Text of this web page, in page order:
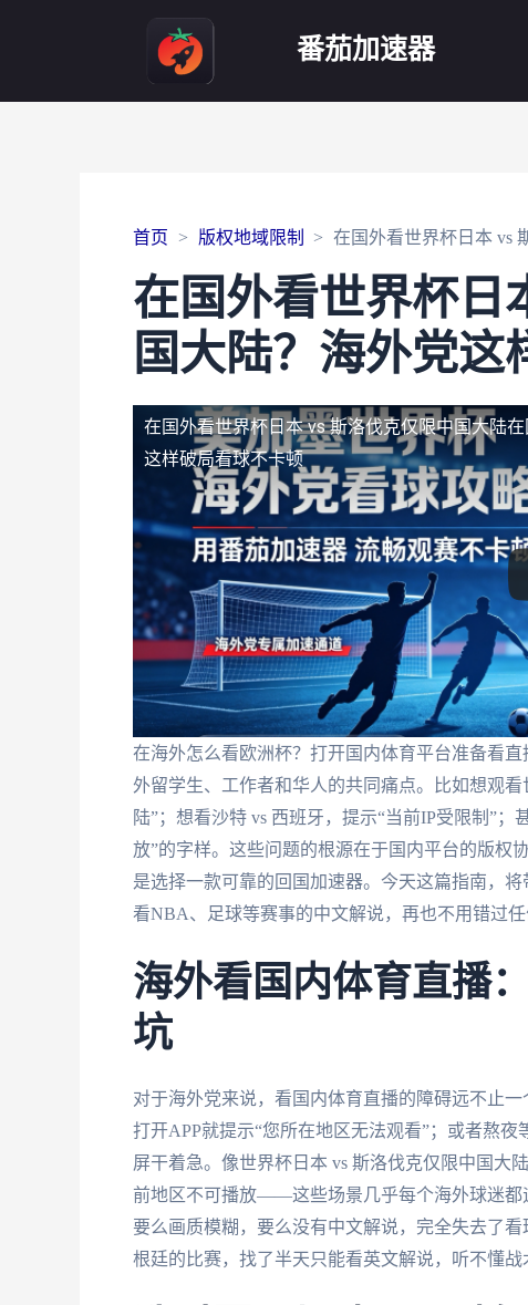
番茄加速器
首页 版权地域限制 在国外看世界杯日本 vs
在国外看世界杯日
国大陆？海外党这
在国外看世界杯日本 vs 斯洛伐克仅限中国大陆
这样破局看球不卡顿
在海外怎么看欧洲杯？打开国内体育平台准备看
外留学生、工作者和华人的共同痛点。比如想观
陆”；想看沙特 vs 西班牙，提示“当前IP受限制”
放”的字样。这些问题的根源在于国内平台的版权
是选择一款可靠的回国加速器。今天这篇指南，
看NBA、足球等赛事的中文解说，再也不用错过任
海外看国内体育直播
坑
对于海外党来说，看国内体育直播的障碍远不止
打开APP就提示“您所在地区无法观看”；或者熬
屏干着急。像世界杯日本 vs 斯洛伐克仅限中国大
前地区不可播放——这些场景几乎每个海外球迷都
要么画质模糊，要么没有中文解说，完全失去了
根廷的比赛，找了半天只能看英文解说，听不懂